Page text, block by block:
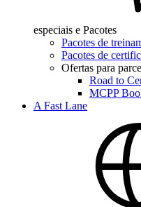
especiais e Pacotes
Pacotes de
Pacotes de
Ofertas para
Road to
MCPP
A Fast Lane